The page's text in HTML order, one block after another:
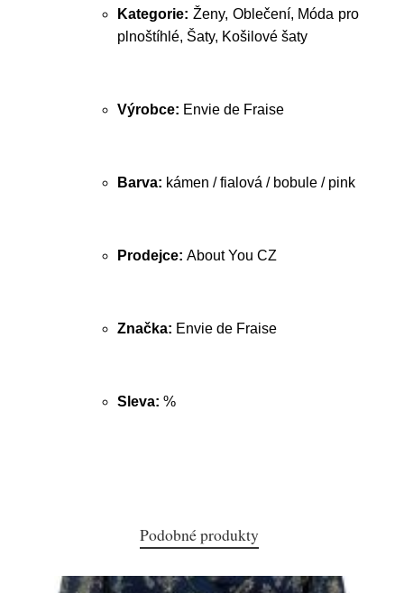
Kategorie: Ženy, Oblečení, Móda pro
plnoštíhlé, Šaty, Košilové šaty
Výrobce: Envie de Fraise
Barva: kámen / fialová / bobule / pink
Prodejce: About You CZ
Značka: Envie de Fraise
Sleva: %
Podobné produkty